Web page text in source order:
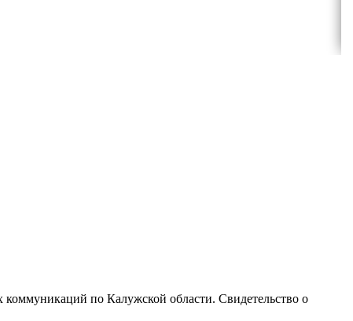
по Калужской области. Свидетельство о